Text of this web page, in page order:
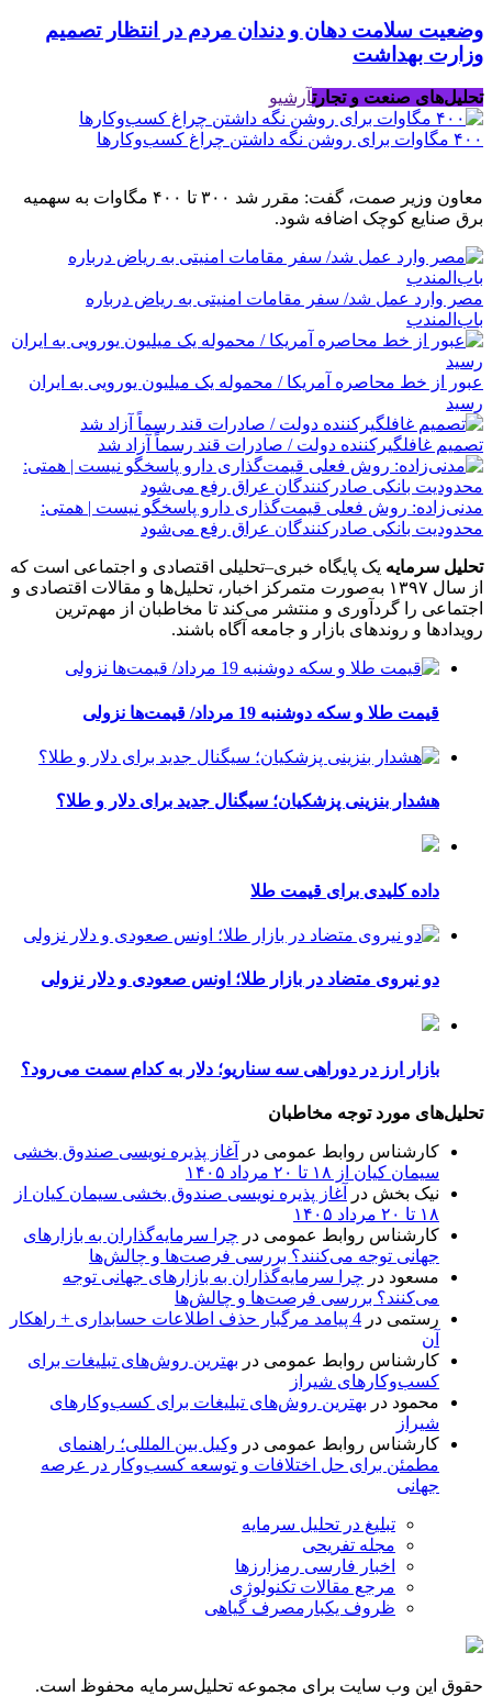
وضعیت سلامت دهان و دندان مردم در انتظار تصمیم
وزارت بهداشت
تحلیل‌های صنعت و تجارتآرشیو
۴۰۰ مگاوات برای روشن نگه داشتن چراغ کسب‌وکار‌ها
معاون وزیر صمت، گفت: مقرر شد ۳۰۰ تا ۴۰۰ مگاوات به سهمیه
برق صنایع کوچک اضافه شود.
مصر وارد عمل شد/ سفر مقامات امنیتی به ریاض درباره
باب‌المندب
عبور از خط محاصره آمریکا / محموله یک میلیون یورویی به ایران
رسید
تصمیم غافلگیرکننده دولت / صادرات قند رسماً آزاد شد
مدنی‌زاده: روش فعلی قیمت‌گذاری دارو پاسخگو نیست | همتی:
محدودیت بانکی صادرکنندگان عراق رفع می‌شود
تحلیل سرمایه یک پایگاه خبری–تحلیلی اقتصادی و اجتماعی است که
از سال ۱۳۹۷ به‌صورت متمرکز اخبار، تحلیل‌ها و مقالات اقتصادی و
اجتماعی را گردآوری و منتشر می‌کند تا مخاطبان از مهم‌ترین
رویدادها و روندهای بازار و جامعه آگاه باشند.
قیمت طلا و سکه دوشنبه 19 مرداد/ قیمت‌ها نزولی
هشدار بنزینی پزشکیان؛ سیگنال جدید برای دلار و طلا؟
داده کلیدی برای قیمت طلا
دو نیروی متضاد در بازار طلا؛ اونس صعودی و دلار نزولی
بازار ارز در دوراهی سه سناریو؛ دلار به کدام سمت می‌رود؟
تحلیل‌های مورد توجه مخاطبان
کارشناس روابط عمومی در
آغاز پذیره نویسی صندوق بخشی
سیمان کیان از ۱۸ تا ۲۰ مرداد ۱۴۰۵
نیک بخش در
آغاز پذیره نویسی صندوق بخشی سیمان کیان از
۱۸ تا ۲۰ مرداد ۱۴۰۵
کارشناس روابط عمومی در چرا سرمایه‌گذاران به بازارهای
جهانی توجه می‌کنند؟ بررسی فرصت‌ها و چالش‌ها
مسعود در چرا سرمایه‌گذاران به بازارهای جهانی توجه
می‌کنند؟ بررسی فرصت‌ها و چالش‌ها
رستمی در
4 پیامد مرگبار حذف اطلاعات حسابداری + راهکار
آن
کارشناس روابط عمومی در بهترین روش‌های تبلیغات برای
کسب‌وکارهای شیراز
محمود در بهترین روش‌های تبلیغات برای کسب‌وکارهای
شیراز
کارشناس روابط عمومی در وکیل بین المللی؛ راهنمای
مطمئن برای حل اختلافات و توسعه کسب‌وکار در عرصه
جهانی
تبلیغ در تحلیل سرمایه
مجله تفریحی
اخبار فارسی رمزارزها
مرجع مقالات تکنولوژی
ظروف یکبارمصرف گیاهی
حقوق این وب سایت برای مجموعه تحلیل‌سرمایه محفوظ است.